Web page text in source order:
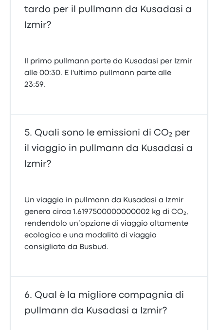
tardo per il pullmann da Kusadasi a
Izmir?
Il primo pullmann parte da Kusadasi per Izmir
alle 00:30. E l'ultimo pullmann parte alle
23:59.
Quali sono le emissioni di CO₂ per
il viaggio in pullmann da Kusadasi a
Izmir?
Un viaggio in pullmann da Kusadasi a Izmir
genera circa 1.6197500000000002 kg di CO₂,
rendendolo un’opzione di viaggio altamente
ecologica e una modalità di viaggio
consigliata da Busbud.
Qual è la migliore compagnia di
pullmann da Kusadasi a Izmir?